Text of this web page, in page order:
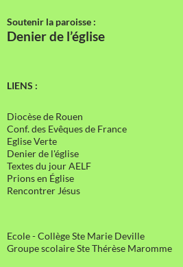
Soutenir la paroisse :
Denier de l’église
LIENS :
Diocèse de Rouen
Conf. des Evêques de France
Eglise Verte
Denier de l'église
Textes du jour AELF
Prions en Église
Rencontrer Jésus
Ecole - Collège Ste Marie Deville
Groupe scolaire Ste Thérèse Maromme